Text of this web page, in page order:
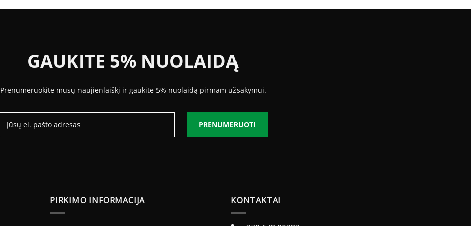
GAUKITE 5% NUOLAIDĄ
Prenumeruokite mūsų naujienlaiškį ir gaukite 5% nuolaidą pirmam užsakymui.
PRENUMERUOTI
PIRKIMO INFORMACIJA KONTAKTAI